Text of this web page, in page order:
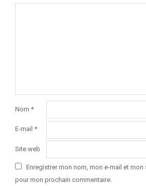
Nom *
E-mail *
Site web
Enregistrer mon nom, mon e-mail et
pour mon prochain commentaire.